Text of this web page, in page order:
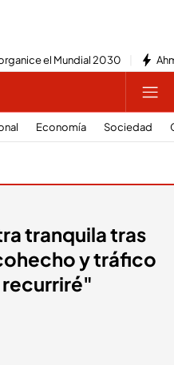
el Mundial 2030
Economía Sociedad
tranquila tras
y tráfico